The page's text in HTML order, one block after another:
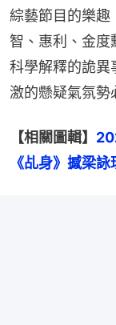
綜藝節目的樂趣
智、惠利、金度
科學解釋的詭異
激的懸疑氣氛勢
【相關圖輯】
《乩身》撼梁詠